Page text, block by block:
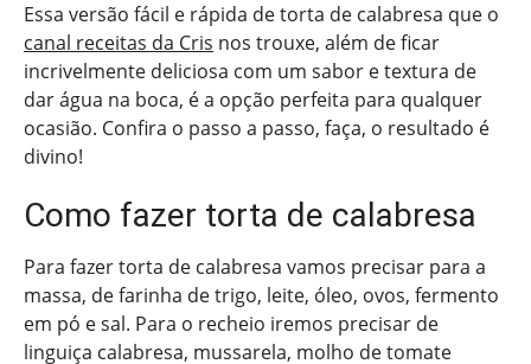
Essa versão fácil e rápida de torta de calabresa que o
canal receitas da Cris nos trouxe, além de ficar
incrivelmente deliciosa com um sabor e textura de
dar água na boca, é a opção perfeita para qualquer
ocasião. Confira o passo a passo, faça, o resultado é
divino!
Como fazer torta de calabresa
Para fazer torta de calabresa vamos precisar para a
massa, de farinha de trigo, leite, óleo, ovos, fermento
em pó e sal. Para o recheio iremos precisar de
linguiça calabresa, mussarela, molho de tomate